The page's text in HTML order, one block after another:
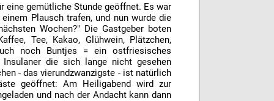
eine gemütliche Stunde geöffnet. Es war
Plausch trafen, und nun wurde die
Wochen?" Die Gastgeber boten
Tee, Kakao, Glühwein, Plätzchen,
noch Buntjes = ein ostfriesisches
die sich lange nicht gesehen
- das vierundzwanzigste - ist natürlich
geöffnet: Am Heiligabend wird zur
und nach der Andacht kann dann